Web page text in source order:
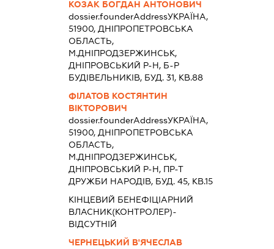
КОЗАК БОГДАН АНТОНОВИЧ
dossier.founderAddressУКРАЇНА,
51900, ДНIПРОПЕТРОВСЬКА
ОБЛАСТЬ,
М.ДНІПРОДЗЕРЖИНСЬК,
ДНІПРОВСЬКИЙ Р-Н, Б-Р
БУДІВЕЛЬНИКІВ, БУД. 31, КВ.88
ФІЛАТОВ КОСТЯНТИН
ВІКТОРОВИЧ
dossier.founderAddressУКРАЇНА,
51900, ДНIПРОПЕТРОВСЬКА
ОБЛАСТЬ,
М.ДНІПРОДЗЕРЖИНСЬК,
ДНІПРОВСЬКИЙ Р-Н, ПР-Т
ДРУЖБИ НАРОДІВ, БУД. 45, КВ.15
КІНЦЕВИЙ БЕНЕФІЦІАРНИЙ
ВЛАСНИК(КОНТРОЛЕР)-
ВІДСУТНІЙ
ЧЕРНЕЦЬКИЙ В'ЯЧЕСЛАВ